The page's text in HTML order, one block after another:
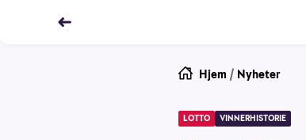
Hjem / Nyheter
LOTTO VINNERHISTORIE